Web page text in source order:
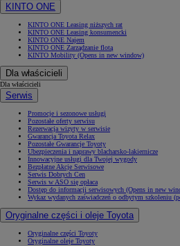
KINTO ONE
KINTO ONE Leasing niższych rat
KINTO ONE Leasing konsumencki
KINTO ONE Najem
KINTO ONE Zarządzanie flotą
KINTO Mobility (Opens in new window)
Dla właścicieli
Dla właścicieli
Serwis
Promocje i sezonowe usługi
Pozostałe oferty serwisu
Rezerwacja wizyty w serwisie
Gwarancja Toyota Relax
Pozostałe Gwarancje Toyoty
Ubezpieczenia i naprawy blacharsko-lakiernicze
Innowacyjne usługi dla Twojej wygody
Bezpłatne Akcje Serwisowe
Serwis Dobrych Cen
Serwis w ASO się opłaca
Dostęp do informacji serwisowych (Opens in new
Wykaz wydanych zaświadczeń o odbytym szkoleniu
Oryginalne części i oleje Toyota
Oryginalne części Toyoty
Oryginalne oleje Toyoty